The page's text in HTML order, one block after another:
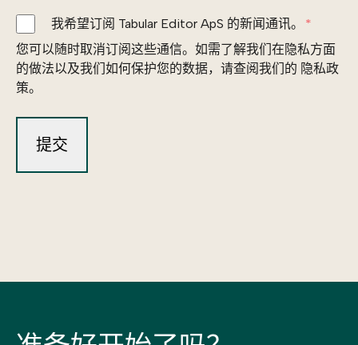
我希望订阅 Tabular Editor ApS 的新闻通讯。
*
您可以随时取消订阅这些通信。如需了解我们在隐私方面
的做法以及我们如何保护您的数据，请查阅我们的 隐私政
策。